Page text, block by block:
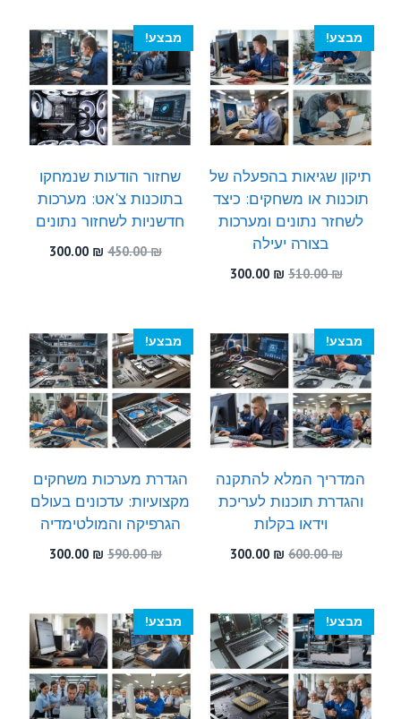
540.00 ₪.
300.00 ₪.
550.00 ₪.
300.00 ₪.
מבצע!
תיקון שגיאות בהפעלה של
תוכנות או משחקים: כיצד
לשחזר נתונים ומערכות
בצורה יעילה
510.00₪
המחיר
300.00 ₪
300.00 ₪.
מבצע!
שחזור הודעות שנמחקו
בתוכנות צ'אט: מערכות
חדשניות לשחזור נתונים
450.00₪
המחיר
300.00 ₪
המחיר
מבצע!
המדריך המלא להתקנה
והגדרת תוכנות לעריכת
וידאו בקלות
600.00₪
המחיר
600.00 ₪.
300.00 ₪
300.00 ₪.
מבצע!
הגדרת מערכות משחקים
מקצועיות: עדכונים בעולם
הגרפיקה והמולטימדיה
590.00₪
המחיר
590.00 ₪.
300.00 ₪
המחיר
300.00 ₪.
מבצע! מבצע!